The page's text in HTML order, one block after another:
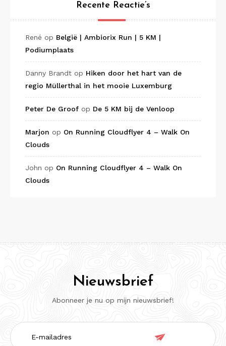
Recente Reactie’s
René op België | Ambiorix Run | 5 KM |
Podiumplaats
Danny Brandt op Hiken door het hart van de
regio Müllerthal in het mooie Luxemburg
Peter De Groof op De 5 KM bij de Venloop
Marjon op On Running Cloudflyer 4 – Walk On
Clouds
John op On Running Cloudflyer 4 – Walk On
Clouds
Nieuwsbrief
Abonneer je nu op mijn nieuwsbrief!
E-
mailadres
